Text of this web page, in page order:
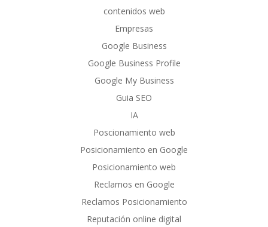
contenidos web
Empresas
Google Business
Google Business Profile
Google My Business
Guia SEO
IA
Poscionamiento web
Posicionamiento en Google
Posicionamiento web
Reclamos en Google
Reclamos Posicionamiento
Reputación online digital